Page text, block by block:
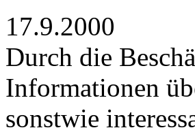
17.9.2000
Durch die
Informationen
sonstwie